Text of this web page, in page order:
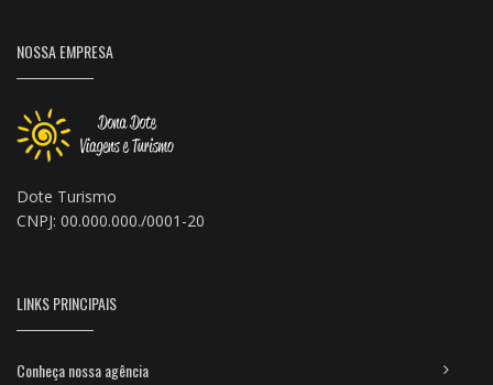
NOSSA EMPRESA
Dote Turismo
CNPJ: 00.000.000./0001-20
LINKS PRINCIPAIS
Conheça nossa agência